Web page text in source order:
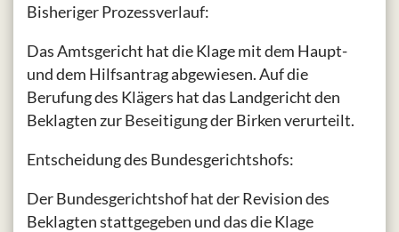
Bisheriger Prozessverlauf:
Das Amtsgericht hat die Klage mit dem Haupt-
und dem Hilfsantrag abgewiesen. Auf die
Berufung des Klägers hat das Landgericht den
Beklagten zur Beseitigung der Birken verurteilt.
Entscheidung des Bundesgerichtshofs:
Der Bundesgerichtshof hat der Revision des
Beklagten stattgegeben und das die Klage